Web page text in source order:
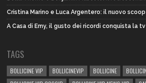
Cristina Marino e Luca Argentero: il nuovo
A Casa di Emy, il gusto dei ricordi conquista la tv
TAGS
BOLLICINE VIP BOLLICINEVIP BOLLICINE